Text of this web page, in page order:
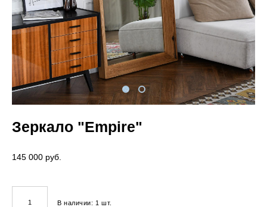
Зеркало "Empire"
145 000 pуб.
В наличии: 1 шт.